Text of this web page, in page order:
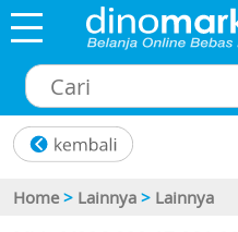
Home > Lainnya > Lainnya